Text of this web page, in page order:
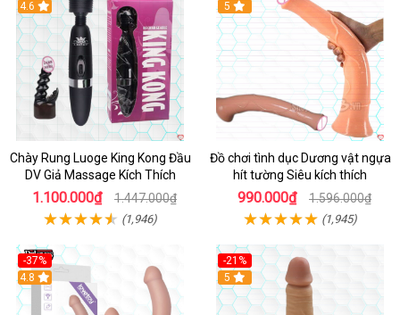
4.6
Chày Rung Luoge King Kong Đầu
DV Giả Massage Kích Thích
1.100.000₫ 1.447.000₫
(1,946)
Hot
5
Đồ chơi tình dục Dương vật ngựa
hít tường Siêu kích thích
990.000₫ 1.596.000₫
(1,945)
-37%
Hot
4.8
-21%
Hot
5